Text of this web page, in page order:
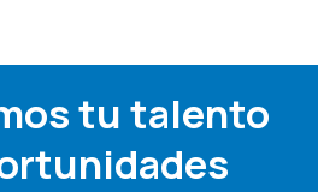
tu talento